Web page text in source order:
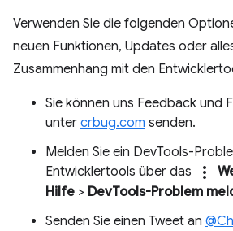
Verwenden Sie die folgenden
neuen Funktionen, Updates oder
Zusammenhang mit den
Sie können uns Feedback und
unter crbug.com senden.
Melden Sie ein DevTools-
Entwicklertools über das
more_vert
Hilfe > DevTools-Problem
Senden Sie einen Tweet an